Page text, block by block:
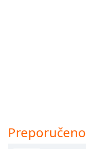
Preporučeno